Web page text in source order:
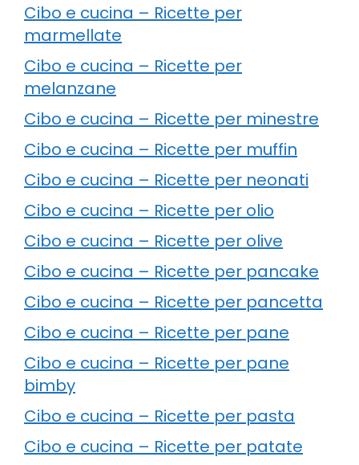
Cibo e cucina – Ricette per
marmellate
Cibo e cucina – Ricette per
melanzane
Cibo e cucina – Ricette per minestre
Cibo e cucina – Ricette per muffin
Cibo e cucina – Ricette per neonati
Cibo e cucina – Ricette per olio
Cibo e cucina – Ricette per olive
Cibo e cucina – Ricette per pancake
Cibo e cucina – Ricette per pancetta
Cibo e cucina – Ricette per pane
Cibo e cucina – Ricette per pane
bimby
Cibo e cucina – Ricette per pasta
Cibo e cucina – Ricette per patate